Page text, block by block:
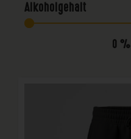
Alkoholgehalt
0 %